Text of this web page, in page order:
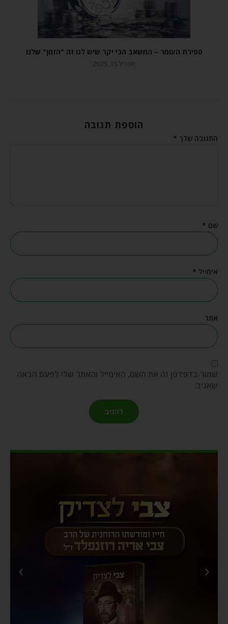
ספירת העומר – המשאב הכי יקר שיש לנו זה "הזמן" שלנו
אפריל 15, 2025
הוספת תגובה
התגובה שלך *
שם *
אימייל *
אתר
שמור בדפדפן זה את השם, האימייל והאתר שלי לפעם הבאה
שאגיב.